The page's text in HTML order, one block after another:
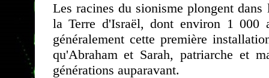
Les racines du sionisme plongent
la Terre d'Israël, dont environ 1 000
généralement cette première
qu'Abraham et Sarah, patriarche et
générations auparavant.